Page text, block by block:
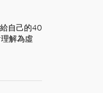
自己的40
解為虛